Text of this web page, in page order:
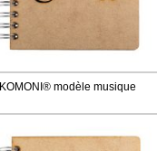
KOMONI® modèle musique